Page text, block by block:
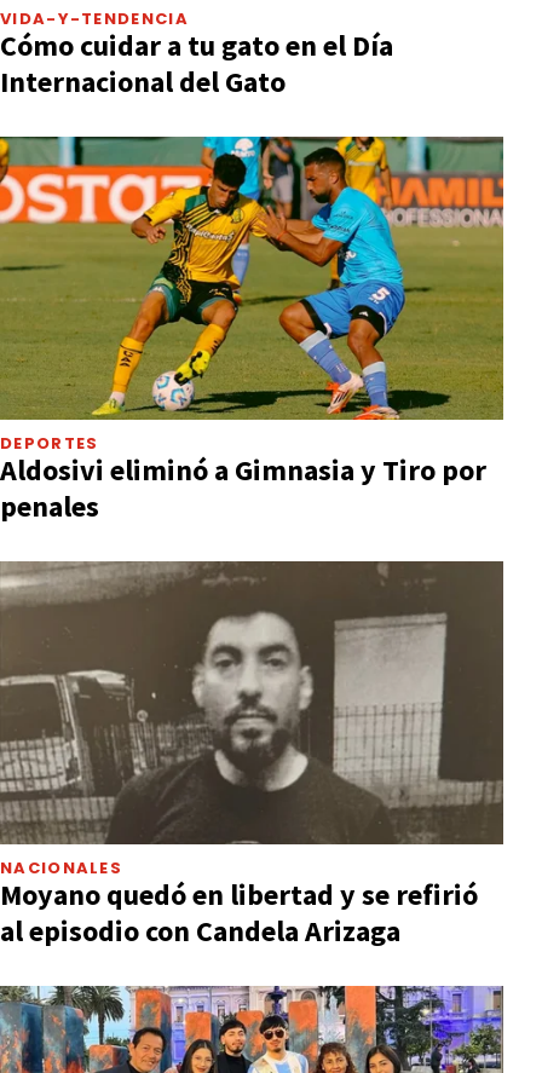
VIDA-Y-TENDENCIA
Cómo cuidar a tu gato en el Día
Internacional del Gato
DEPORTES
Aldosivi eliminó a Gimnasia y Tiro por
penales
NACIONALES
Moyano quedó en libertad y se refirió
al episodio con Candela Arizaga